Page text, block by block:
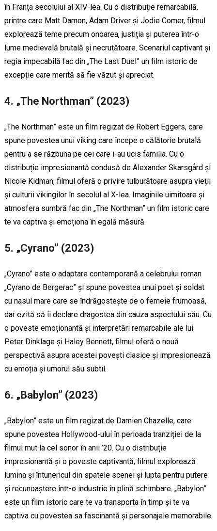
în Franța secolului al XIV-lea. Cu o distribuție remarcabilă,
printre care Matt Damon, Adam Driver și Jodie Comer, filmul
explorează teme precum onoarea, justiția și puterea într-o
lume medievală brutală și necruțătoare. Scenariul captivant și
regia impecabilă fac din „The Last Duel” un film istoric de
excepție care merită să fie văzut și apreciat.
4. „The Northman” (2023)
„The Northman” este un film regizat de Robert Eggers, care
spune povestea unui viking care începe o călătorie brutală
pentru a se răzbuna pe cei care i-au ucis familia. Cu o
distribuție impresionantă condusă de Alexander Skarsgård și
Nicole Kidman, filmul oferă o privire tulburătoare asupra vieții
și culturii vikingilor în secolul al X-lea. Imaginile uimitoare și
atmosfera sumbră fac din „The Northman” un film istoric care
te va captiva și emoționa în egală măsură.
5. „Cyrano” (2023)
„Cyrano” este o adaptare contemporană a celebrului roman
„Cyrano de Bergerac” și spune povestea unui poet și soldat
cu nasul mare care se îndrăgostește de o femeie frumoasă,
dar ezită să îi declare dragostea din cauza aspectului său. Cu
o poveste emoționantă și interpretări remarcabile ale lui
Peter Dinklage și Haley Bennett, filmul oferă o nouă
perspectivă asupra acestei povești clasice și impresionează
cu emoția și umorul său subtil.
6. „Babylon” (2023)
„Babylon” este un film regizat de Damien Chazelle, care
spune povestea Hollywood-ului în perioada tranziției de la
filmul mut la cel sonor în anii ’20. Cu o distribuție
impresionantă și o poveste captivantă, filmul explorează
lumina și întunericul din spatele scenei și lupta pentru putere
și recunoaștere într-o industrie în plină schimbare. „Babylon”
este un film istoric care te va transporta în timp și te va
captiva cu povestea sa fascinantă și personajele memorabile.